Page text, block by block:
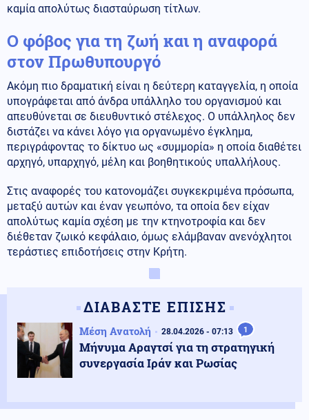
καμία απολύτως διασταύρωση τίτλων.
Ο φόβος για τη ζωή και η αναφορά
στον Πρωθυπουργό
Ακόμη πιο δραματική είναι η δεύτερη καταγγελία, η οποία
υπογράφεται από άνδρα υπάλληλο του οργανισμού και
απευθύνεται σε διευθυντικό στέλεχος. Ο υπάλληλος δεν
διστάζει να κάνει λόγο για οργανωμένο έγκλημα,
περιγράφοντας το δίκτυο ως «συμμορία» η οποία διαθέτει
αρχηγό, υπαρχηγό, μέλη και βοηθητικούς υπαλλήλους.
Στις αναφορές του κατονομάζει συγκεκριμένα πρόσωπα,
μεταξύ αυτών και έναν γεωπόνο, τα οποία δεν είχαν
απολύτως καμία σχέση με την κτηνοτροφία και δεν
διέθεταν ζωικό κεφάλαιο, όμως ελάμβαναν ανενόχλητοι
τεράστιες επιδοτήσεις στην Κρήτη.
ΔΙΑΒΑΣΤΕ ΕΠΙΣΗΣ
Μέση Ανατολή 28.04.2026 - 07:13 1
Μήνυμα Αραγτσί για τη στρατηγική
συνεργασία Ιράν και Ρωσίας